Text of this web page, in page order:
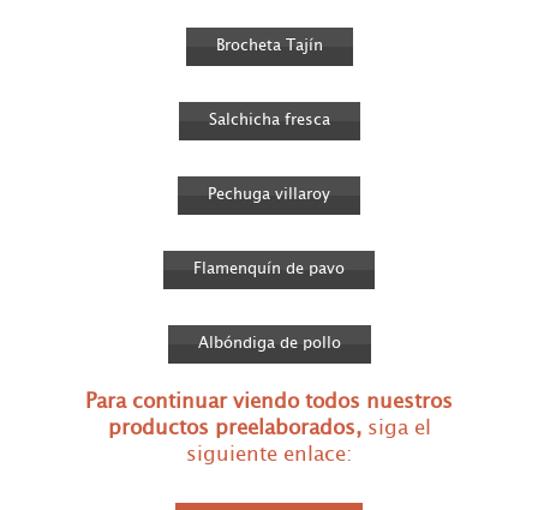
Brocheta Tajín
Salchicha fresca
Pechuga villaroy
Flamenquín de pavo
Albóndiga de pollo
Para continuar viendo todos nuestros
productos preelaborados,siga el
siguiente enlace: